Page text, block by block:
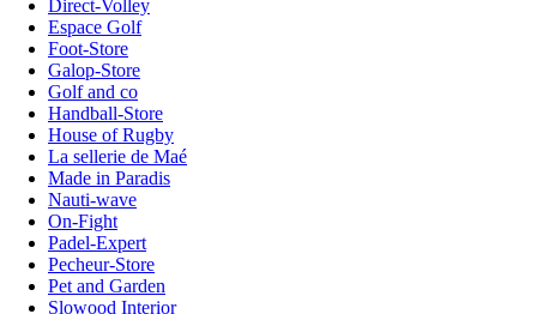
Direct-Volley
Espace Golf
Foot-Store
Galop-Store
Golf and co
Handball-Store
House of Rugby
La sellerie de Maé
Made in Paradis
Nauti-wave
On-Fight
Padel-Expert
Pecheur-Store
Pet and Garden
Slowood Interior